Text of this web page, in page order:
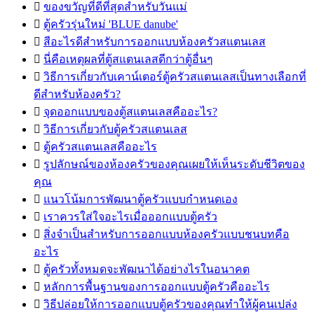
 ของขวัญที่ดีที่สุดสำหรับวันแม่
 ตู้ครัวรุ่นใหม่ 'BLUE danube'
 สีอะไรดีสำหรับการออกแบบห้องครัวสแตนเลส
 นี่คือเหตุผลที่ตู้สแตนเลสดีกว่าตู้อื่นๆ
 วิธีการเกี่ยวกับเคาน์เตอร์ตู้ครัวสแตนเลสเป็นทางเลือกที่
ดีสำหรับห้องครัว?
 จุดออกแบบของตู้สแตนเลสคืออะไร?
 วิธีการเกี่ยวกับตู้ครัวสแตนเลส
 ตู้ครัวสแตนเลสคืออะไร
 รูปลักษณ์ของห้องครัวของคุณเผยให้เห็นระดับชีวิตของ
คุณ
 แนวโน้มการพัฒนาตู้ครัวแบบกำหนดเอง
 เราควรใส่ใจอะไรเมื่อออกแบบตู้ครัว
 สิ่งจำเป็นสำหรับการออกแบบห้องครัวแบบชนบทคือ
อะไร
 ตู้ครัวทั้งหมดจะพัฒนาได้อย่างไรในอนาคต
 หลักการพื้นฐานของการออกแบบตู้ครัวคืออะไร
 วิธีปล่อยให้การออกแบบตู้ครัวของคุณทำให้ผู้คนเปล่ง